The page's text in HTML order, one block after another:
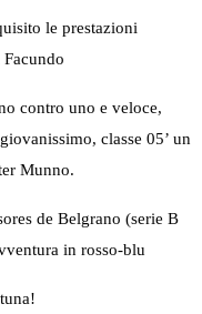
le prestazioni
contro uno e veloce,
classe 05’ un
Munno.
de Belgrano (serie B
in rosso-blu